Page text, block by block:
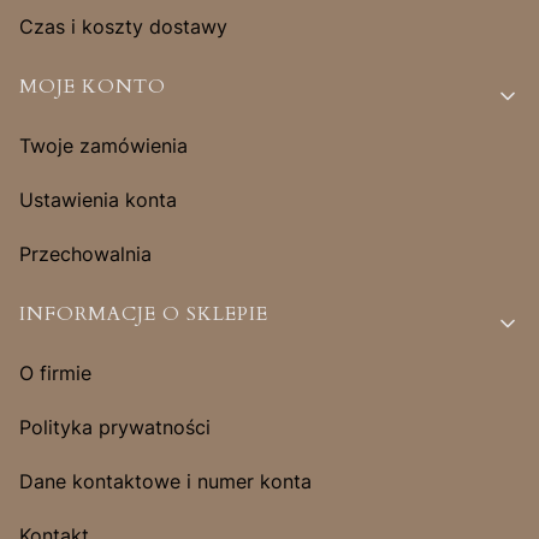
Czas i koszty dostawy
MOJE KONTO
Twoje zamówienia
Ustawienia konta
Przechowalnia
INFORMACJE O SKLEPIE
O firmie
Polityka prywatności
Dane kontaktowe i numer konta